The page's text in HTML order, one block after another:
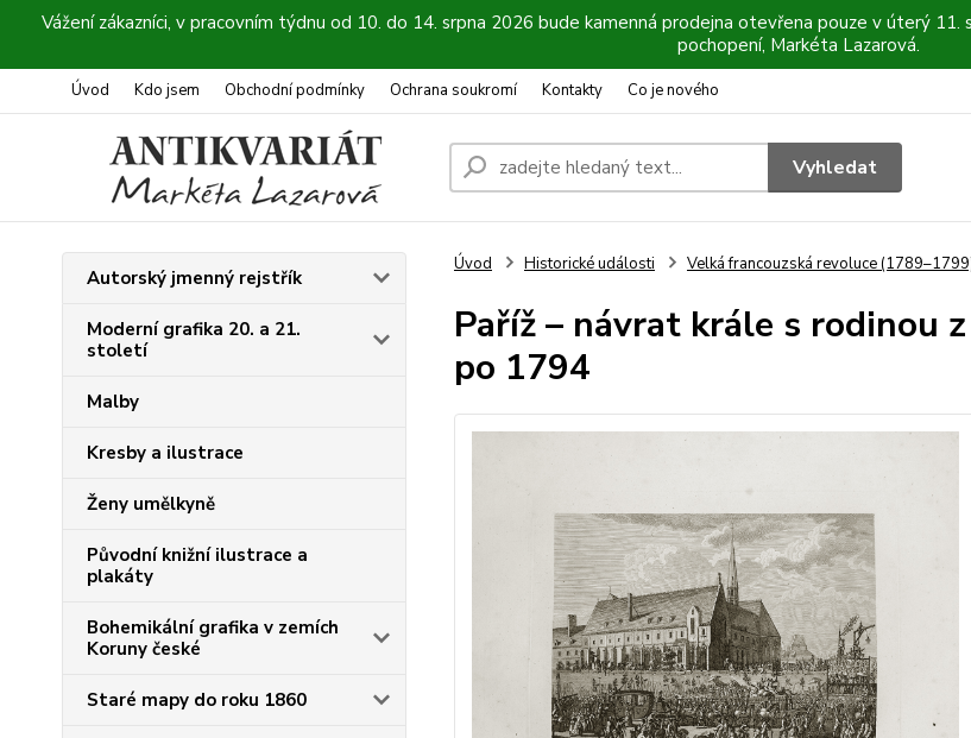
Vážení zákazníci, v pracovním týdnu od 10. do 14. srpna 2026 bude kamenná prodejna otevřena pouze v úterý
pochopení, Markéta Lazarová.
Úvod Kdo jsem Obchodní podmínky Ochrana soukromí Kontakty Co je nového
Vyhledat
Autorský jmenný rejstřík
Moderní grafika 20. a 21.
století
Malby
Kresby a ilustrace
Ženy umělkyně
Původní knižní ilustrace a
plakáty
Bohemikální grafika v zemích
Koruny české
Staré mapy do roku 1860
Úvod Historické události Velká francouzská revoluce
Paříž – návrat krále s rodinou
po 1794